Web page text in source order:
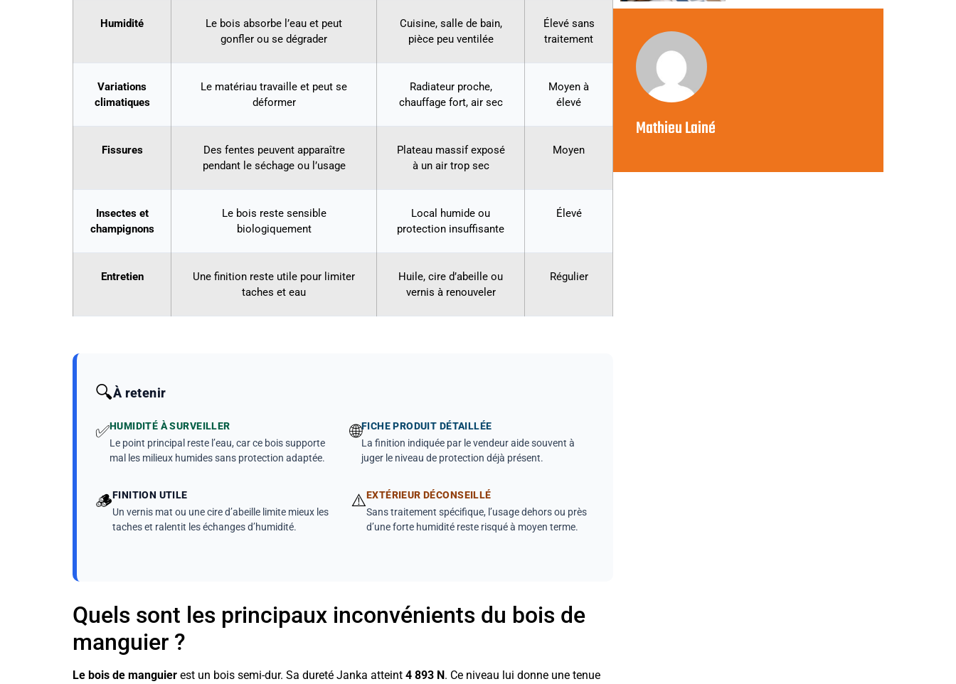
Humidité
Le bois absorbe l’eau et peut
gonfler ou se dégrader
Cuisine, salle de bain,
pièce peu ventilée
Élevé sans
traitement
Variations
climatiques
Le matériau travaille et peut se
déformer
Radiateur proche,
chauffage fort, air sec
Moyen à
élevé
Fissures
Des fentes peuvent apparaître
pendant le séchage ou l’usage
Plateau massif exposé
à un air trop sec
Moyen
Insectes et
champignons
Le bois reste sensible
biologiquement
Local humide ou
protection insuffisante
Élevé
Entretien
Une finition reste utile pour limiter
taches et eau
Huile, cire d’abeille ou
vernis à renouveler
Régulier
🔍À retenir
✅HUMIDITÉ À SURVEILLER
Le point principal reste l’eau, car ce bois supporte
mal les milieux humides sans protection adaptée.
🌐FICHE PRODUIT DÉTAILLÉE
La finition indiquée par le vendeur aide souvent à
juger le niveau de protection déjà présent.
🪵FINITION UTILE
Un vernis mat ou une cire d’abeille limite mieux les
taches et ralentit les échanges d’humidité.
⚠️EXTÉRIEUR DÉCONSEILLÉ
Sans traitement spécifique, l’usage dehors ou près
d’une forte humidité reste risqué à moyen terme.
Quels sont les principaux inconvénients du bois de
manguier ?
Le bois de manguier est un bois semi-dur. Sa dureté Janka atteint 4 893 N . Ce niveau lui donne une tenue
Mathieu Lainé